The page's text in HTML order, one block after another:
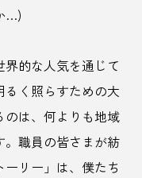
ツアー
デザイン
テントサウナ
ろこし
…)
的な人気を通じて
く照らすための大
のは、何よりも地域
。職員の皆さまが紡
リー」は、僕たち